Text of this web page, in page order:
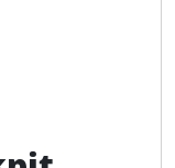
Stakeholder
einsehen.